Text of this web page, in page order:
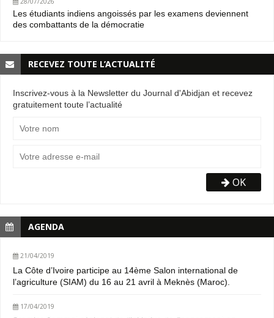
Les étudiants indiens angoissés par les examens deviennent
des combattants de la démocratie
RECEVEZ TOUTE L’ACTUALITÉ
Inscrivez-vous à la Newsletter du Journal d'Abidjan et recevez
gratuitement toute l’actualité
OK
AGENDA
21/04/2019
La Côte d’Ivoire participe au 14ème Salon international de
l’agriculture (SIAM) du 16 au 21 avril à Meknès (Maroc).
17/04/2019